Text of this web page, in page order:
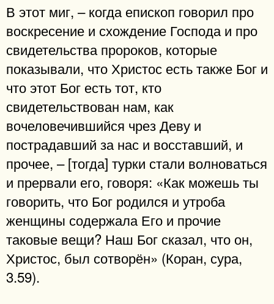
В этот миг, – когда епископ говорил про
воскресение и схождение Господа и про
свидетельства пророков, которые
показывали, что Христос есть также Бог и
что этот Бог есть тот, кто
свидетельствован нам, как
вочеловечившийся чрез Деву и
пострадавший за нас и восставший, и
прочее, – [тогда] турки стали волноваться
и прервали его, говоря: «Как можешь ты
говорить, что Бог родился и утроба
женщины содержала Его и прочие
таковые вещи? Наш Бог сказал, что он,
Христос, был сотворён» (Коран, сура,
3.59).